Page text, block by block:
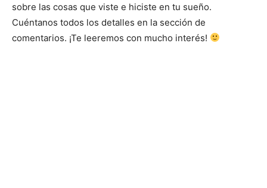
sobre las cosas que viste e hiciste en tu sueño.
Cuéntanos todos los detalles en la sección de
comentarios. ¡Te leeremos con mucho interés!